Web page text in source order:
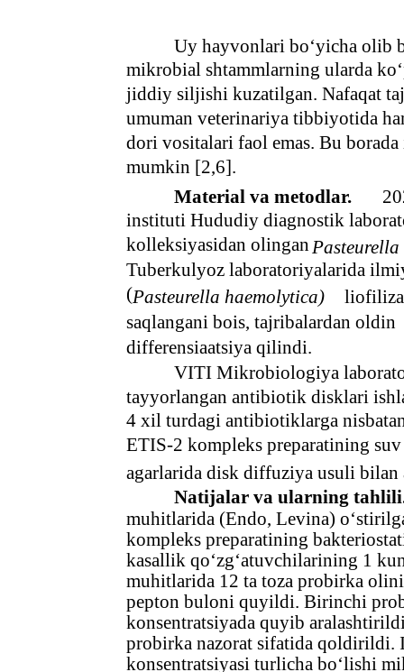
Uy hayvonlari bo‘yicha olib
mikrobial shtammlarning ularda
jiddiy siljishi kuzatilgan. Nafaqat
umuman veterinariya tibbiyotida
dori vositalari faol emas. Bu
mumkin [2,6].
Material va metodlar.
instituti Hududiy diagnostik
kolleksiyasidan olingan
Tuberkulyoz laboratoriyalarida
(Pasteurella haemolytica)
saqlangani bois, tajribalardan oldin
differensiaatsiya qilindi.
VITI Mikrobiologiya
tayyorlangan antibiotik disklari
4 xil turdagi antibiotiklarga
ETIS-2 kompleks preparatining
agarlarida disk diffuziya usuli bilan
Natijalar va ularning
muhitlarida (Endo, Levina)
kompleks preparatining
kasallik qo‘zg‘atuvchilarining 1
muhitlarida 12 ta toza probirka
pepton buloni quyildi. Birinchi
konsentratsiyada quyib
probirka nazorat sifatida qoldirildi.
konsentratsiyasi turlicha bo‘lishi